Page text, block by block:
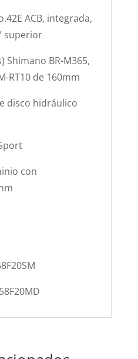
ACB, integrada,
superior
Shimano BR-M365,
RT10 de 160mm
disco hidráulico
con